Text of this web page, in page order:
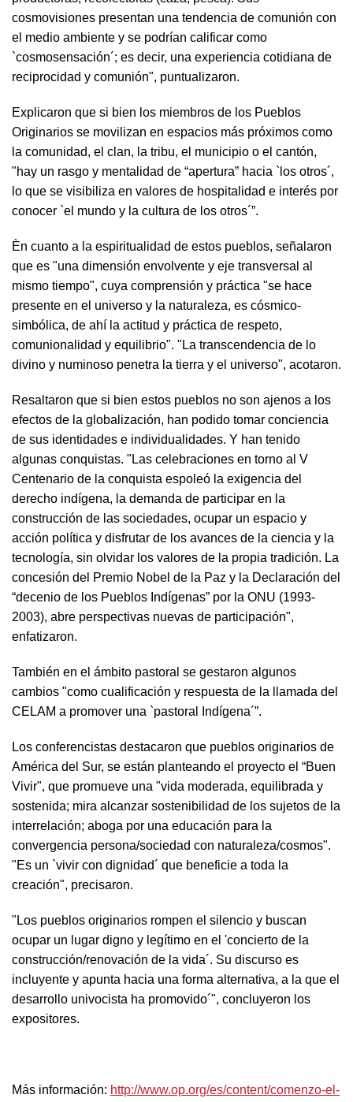
cosmovisiones presentan una tendencia de comunión con
el medio ambiente y se podrían calificar como
`cosmosensación´; es decir, una experiencia cotidiana de
reciprocidad y comunión", puntualizaron.
Explicaron que si bien los miembros de los Pueblos
Originarios se movilizan en espacios más próximos como
la comunidad, el clan, la tribu, el municipio o el cantón,
"hay un rasgo y mentalidad de “apertura” hacia `los otros´,
lo que se visibiliza en valores de hospitalidad e interés por
conocer `el mundo y la cultura de los otros´”.
Èn cuanto a la espiritualidad de estos pueblos, señalaron
que es "una dimensión envolvente y eje transversal al
mismo tiempo", cuya comprensión y práctica "se hace
presente en el universo y la naturaleza, es cósmico-
simbólica, de ahí la actitud y práctica de respeto,
comunionalidad y equilibrio". "La transcendencia de lo
divino y numinoso penetra la tierra y el universo", acotaron.
Resaltaron que si bien estos pueblos no son ajenos a los
efectos de la globalización, han podido tomar conciencia
de sus identidades e individualidades. Y han tenido
algunas conquistas. "Las celebraciones en torno al V
Centenario de la conquista espoleó la exigencia del
derecho indígena, la demanda de participar en la
construcción de las sociedades, ocupar un espacio y
acción política y disfrutar de los avances de la ciencia y la
tecnología, sin olvidar los valores de la propia tradición. La
concesión del Premio Nobel de la Paz y la Declaración del
“decenio de los Pueblos Indígenas” por la ONU (1993-
2003), abre perspectivas nuevas de participación",
enfatizaron.
También en el ámbito pastoral se gestaron algunos
cambios "como cualificación y respuesta de la llamada del
CELAM a promover una `pastoral Indígena´”.
Los conferencistas destacaron que pueblos originarios de
América del Sur, se están planteando el proyecto el “Buen
Vivir", que promueve una "vida moderada, equilibrada y
sostenida; mira alcanzar sostenibilidad de los sujetos de la
interrelación; aboga por una educación para la
convergencia persona/sociedad con naturaleza/cosmos".
"Es un `vivir con dignidad´ que beneficie a toda la
creación", precisaron.
"Los pueblos originarios rompen el silencio y buscan
ocupar un lugar digno y legítimo en el 'concierto de la
construcción/renovación de la vida´. Su discurso es
incluyente y apunta hacia una forma alternativa, a la que el
desarrollo univocista ha promovido´", concluyeron los
expositores.
Más información: http://www.op.org/es/content/comenzo-el-